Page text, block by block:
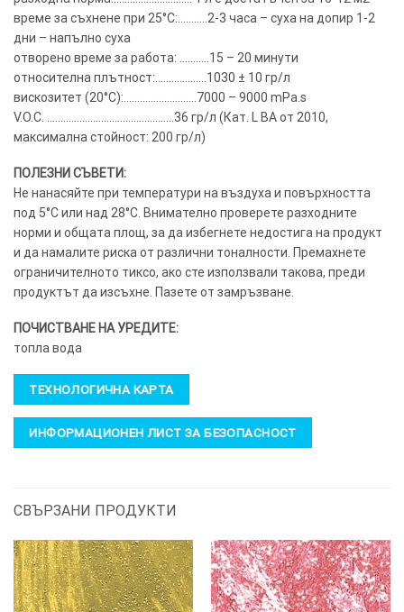
време за съхнене при 25°C:………..2-3 часа – суха на допир 1-2
дни – напълно суха
отворено време за работа: ………..15 – 20 минути
относителна плътност:……………….1030 ± 10 гр/л
вискозитет (20°C):………………………7000 – 9000 mPa.s
V.O.C. ………………………………………..36 гр/л (Кат. L BA от 2010,
максимална стойност: 200 гр/л)
ПОЛЕЗНИ СЪВЕТИ:
Не нанасяйте при температури на въздуха и повърхността
под 5°C или над 28°C. Внимателно проверете разходните
норми и общата площ, за да избегнете недостига на продукт
и да намалите риска от различни тоналности. Премахнете
ограничителното тиксо, ако сте използвали такова, преди
продуктът да изсъхне. Пазете от замръзване.
ПОЧИСТВАНЕ НА УРЕДИТЕ:
топла вода
ТЕХНОЛОГИЧНА КАРТА
ИНФОРМАЦИОНЕН ЛИСТ ЗА БЕЗОПАСНОСТ
СВЪРЗАНИ ПРОДУКТИ